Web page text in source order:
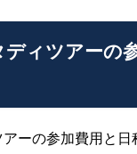
ィツアーの
ーの参加費用と日